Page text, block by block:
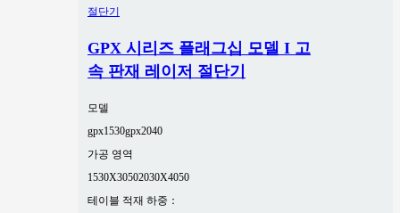
GPX 시리즈 플래그십 모델 I 고
속 판재 레이저 절단기
모델
gpx1530gpx2040
가공 영역
1530X30502030X4050
테이블 적재 하중：